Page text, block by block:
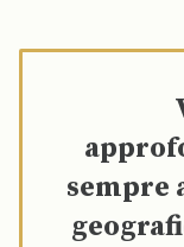
sempre